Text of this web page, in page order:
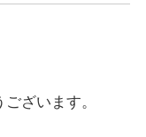
ざいます。